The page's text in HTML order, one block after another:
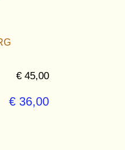
€ 45,00
€ 36,00